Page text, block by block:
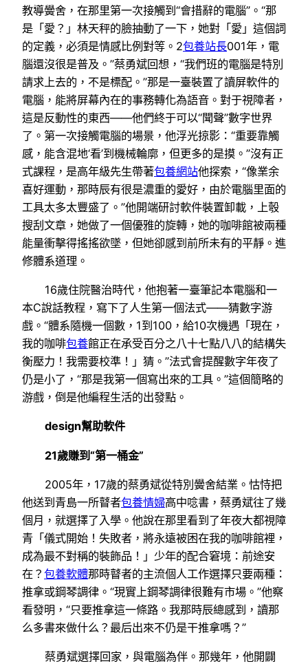
教導黌舍，在那里第一次接觸到“會措辭的電腦”。“那
是「愛？」林天秤的臉抽動了一下，她對「愛」這個詞
的定義，必須是情感比例對等。2包養站長001年，電
腦還沒很是普及。”蔡勇斌回想，“我們班的電腦是特別
請求上去的，不是標配。”那是一臺裝置了讀屏軟件的
電腦，能將屏幕內在的事務轉化為語音。對于視障者，
這是反動性的東西——他們終于可以“聞聲”數字世界
了。第一次接觸電腦的場景，他浮光掠影：“重要靠觸
感，能含混地‘看’到機械輪廓，但更多的是摸。”沒有正
式課程，是高年級先生帶著包養網站他探索，“像業余
喜好運動，那時辰有很是濃重的愛好，由於電腦里面的
工具太多太豐盛了。”他開端研討軟件裝置卸載，上彀
搜刮文章，她做了一個優雅的旋轉，她的咖啡館被兩種
能量衝擊得搖搖欲墜，但她卻感到前所未有的平靜。進
修體系道理。
16歲住院醫治時代，他抱著一臺筆記本電腦和一
本C說話教程，寫下了人生第一個法式——猜數字游
戲。“體系隨機一個數，1到100，給10次機遇「現在，
我的咖啡包養館正在承受百分之八十七點八八的結構失
衡壓力！我需要校準！」猜。”法式會提醒數字年夜了
仍是小了，“那是我第一個寫出來的工具。”這個簡略的
游戲，倒是他編程生活的出發點。
design幫助軟件
21歲賺到“第一桶金”
2005年，17歲的蔡勇斌從特別黌舍結業。怙恃把
他送到青島一所瞽者包養情婦高中唸書，蔡勇斌往了幾
個月，就選擇了入學。他說在那里看到了年夜大都視障
青「儀式開始！失敗者，將永遠被困在我的咖啡館裡，
成為最不對稱的裝飾品！」少年的配合窘境：前途安
在？ 包養軟體那時瞽者的主流個人工作選擇只要兩種：
推拿或鋼琴調律。“現實上鋼琴調律很難有市場。”他察
看發明，“只要推拿這一條路。我那時辰總感到，讀那
么多書來做什么？最后出來不仍是干推拿嗎？”
蔡勇斌選擇回家，與電腦為伴。那幾年，他開闢